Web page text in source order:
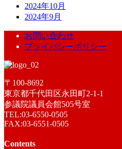
2024年10月
2024年9月
お問い合わせ
プライバシーポリシー
〒100-8692
東京都千代田区永田町2-1-1
参議院議員会館505号室
TEL:03-6550-0505
FAX:03-6551-0505
Contents